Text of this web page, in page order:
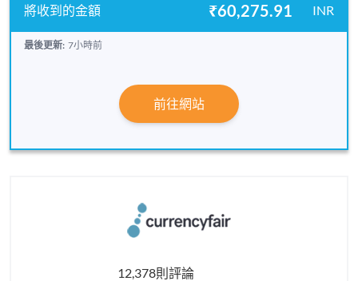
₹60,275.91 INR
最後更新: 7小時前
前往網站
12,378則評論